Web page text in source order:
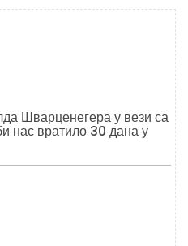
Шварценегера у вези са
нас вратило 30 дана у